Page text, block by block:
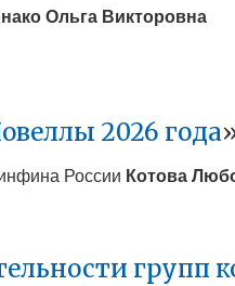
Ольга Викторовна
2026 года
России Котова
групп